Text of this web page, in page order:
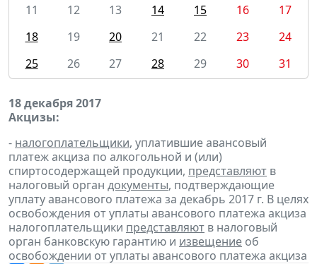
11
12 13 14 15 16
17
18
19 20 21 22 23
24
25
26 27 28 29 30 31
18 декабря 2017
Акцизы:
- налогоплательщики, уплатившие авансовый
платеж акциза по алкогольной и (или)
спиртосодержащей продукции, представляют в
налоговый орган документы, подтверждающие
уплату авансового платежа за декабрь 2017 г. В целях
освобождения от уплаты авансового платежа акциза
налогоплательщики представляют в налоговый
орган банковскую гарантию и извещение об
освобождении от уплаты авансового платежа акциза